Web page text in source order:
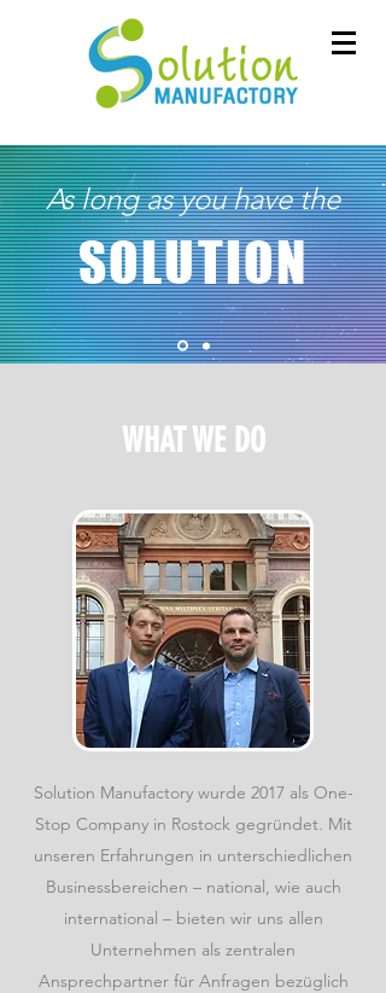
WHAT WE DO
Solution Manufactory wurde 2017 als One-
Stop Company in Rostock gegründet. Mit
unseren Erfahrungen in unterschiedlichen
Businessbereichen – national, wie auch
international – bieten wir uns allen
Unternehmen als zentralen
Ansprechpartner für Anfragen bezüglich
SOLUTION
As long as you have the